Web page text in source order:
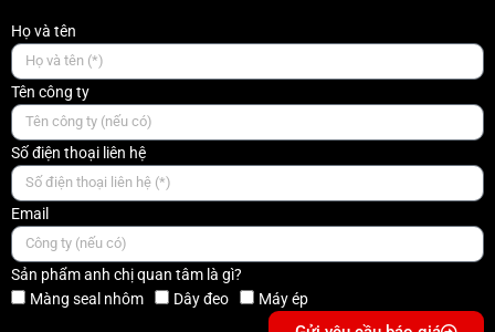
Họ và tên
Tên công ty
Số điện thoại liên hệ
Email
Sản phẩm anh chị quan tâm là gì?
Màng seal nhôm
Dây đeo Máy ép